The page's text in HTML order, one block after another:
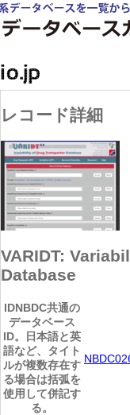
レコード詳細
VARIDT:
Database
IDNBDC共通の
データベース
ID。日本語と英
語など、タイト
ルが複数存在す
る場合は括弧を
使用して併記す
る。